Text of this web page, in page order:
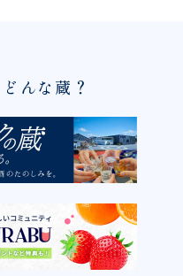
んな蔵？